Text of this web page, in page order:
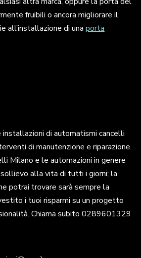
fruibili o ancora migliorare il
all’installazione di unaporta
installazioni di automatismi cancelli
di manutenzione e riparazione.
Milano e le automazioni in genere
alla vita di tutti i giorni; la
potrai trovare sarà sempre la
i tuoi risparmi su un progetto
Chiama subito 0289601329